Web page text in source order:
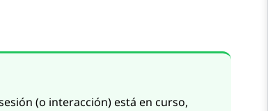
(o interacción) está en curso,